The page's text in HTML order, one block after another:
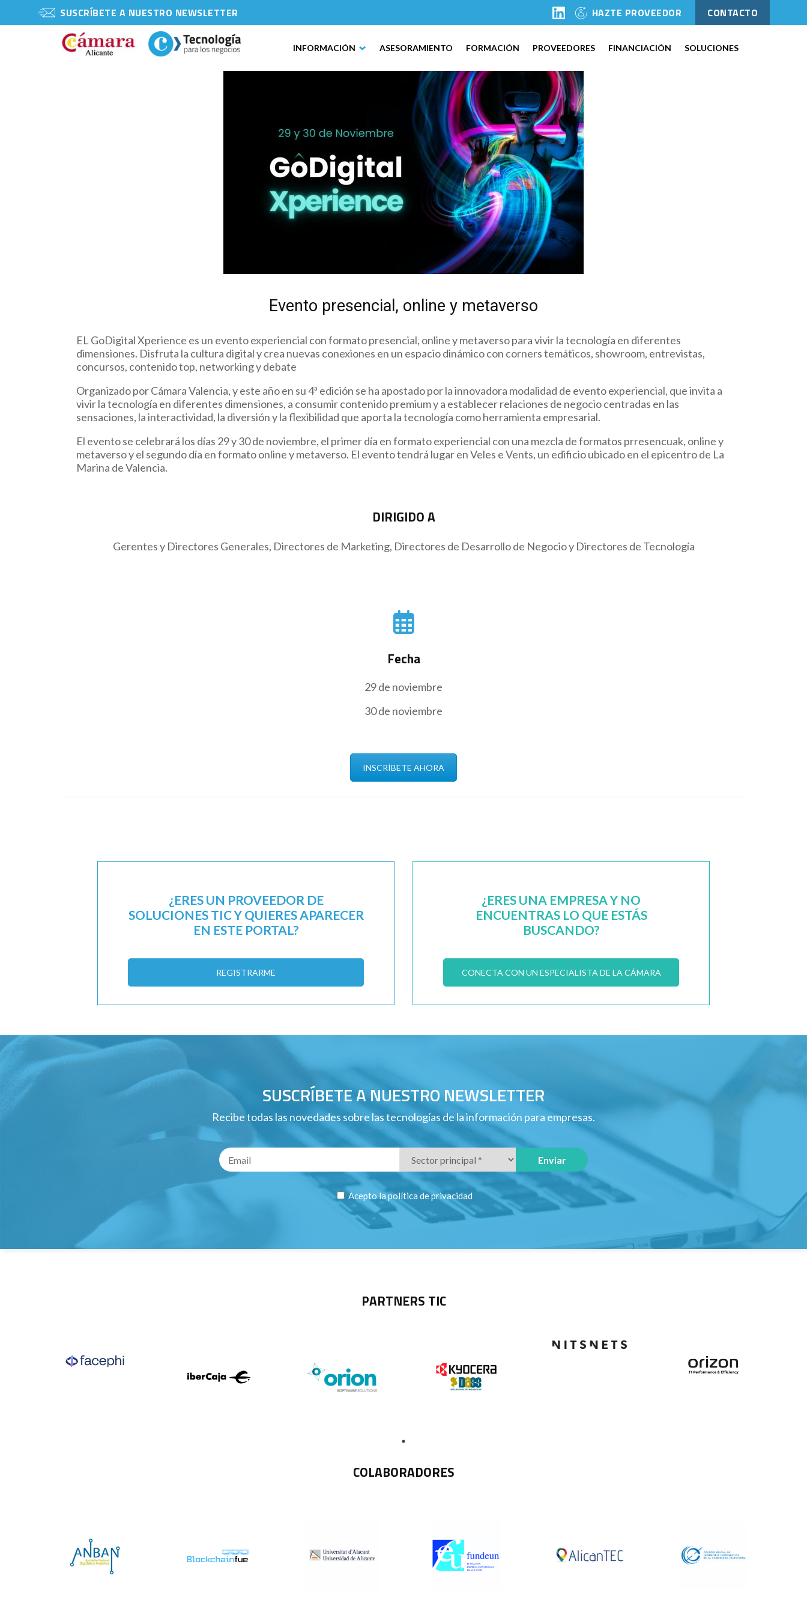
SUSCRÍBETE A NUESTRO NEWSLETTER HAZTE PROVEEDOR CONTACTO
INFORMACIÓN ASESORAMIENTO FORMACIÓN PROVEEDORES FINANCIACIÓN SOLUCIONES
Evento presencial, online y metaverso
EL GoDigital Xperience es un evento experiencial con formato presencial, online y metaverso para vivir la tecnología en diferentes
dimensiones. Disfruta la cultura digital y crea nuevas conexiones en un espacio dinámico con corners temáticos, showroom, entrevistas,
concursos, contenido top, networking y debate
Organizado por Cámara Valencia, y este año en su 4ª edición se ha apostado por la innovadora modalidad de evento experiencial, que invita a
vivir la tecnología en diferentes dimensiones, a consumir contenido premium y a establecer relaciones de negocio centradas en las
sensaciones, la interactividad, la diversión y la flexibilidad que aporta la tecnología como herramienta empresarial.
El evento se celebrará los días 29 y 30 de noviembre, el primer día en formato experiencial con una mezcla de formatos prresencuak, online y
metaverso y el segundo día en formato online y metaverso. El evento tendrá lugar en Veles e Vents, un edificio ubicado en el epicentro de La
Marina de Valencia.
DIRIGIDO A
Gerentes y Directores Generales, Directores de Marketing, Directores de Desarrollo de Negocio y Directores de Tecnología
Fecha
29 de noviembre
30 de noviembre
INSCRÍBETE AHORA
¿ERES UN PROVEEDOR DE
SOLUCIONES TIC Y QUIERES APARECER
EN ESTE PORTAL?
REGISTRARME
¿ERES UNA EMPRESA Y NO
ENCUENTRAS LO QUE ESTÁS
BUSCANDO?
CONECTA CON UN ESPECIALISTA DE LA CÁMARA
SUSCRÍBETE A NUESTRO NEWSLETTER
Recibe todas las novedades sobre las tecnologías de la información para empresas.
Acepto lapolítica de privacidad
PARTNERS TIC
COLABORADORES